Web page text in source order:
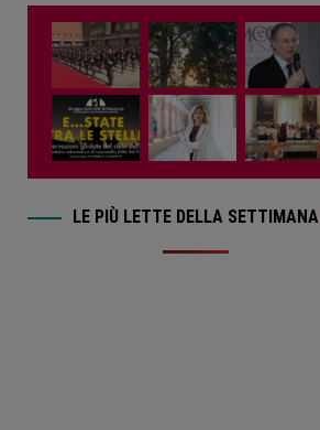
LE PIÙ LETTE DELLA SETTIMANA